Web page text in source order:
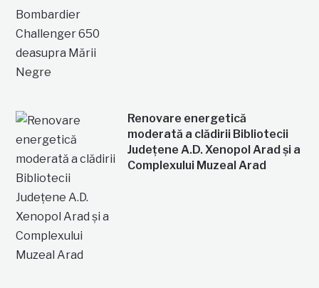
Renovare energetică
moderată a clădirii Bibliotecii
Județene A.D. Xenopol Arad și a
Complexului Muzeal Arad